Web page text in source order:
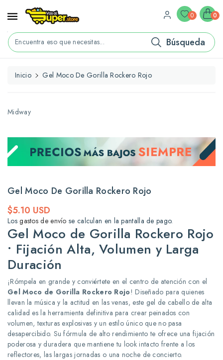
Encuentra eso que necesitas... Búsqueda
0 0
Inicio Gel Moco De Gorilla Rockero Rojo
Midway
Gel Moco De Gorilla Rockero Rojo
Precio
habitual
$5.10 USD
Losgastos de envío se calculan en la pantalla de pago.
Gel Moco de Gorilla Rockero Rojo
• Fijación Alta, Volumen y Larga
Duración
¡Rómpela en grande y conviértete en el centro de atención con el
Gel Moco de Gorilla Rockero Rojo! Diseñado para quienes
llevan la música y la actitud en las venas, este gel de cabello de alta
calidad es la herramienta definitiva para crear peinados con
volumen, texturas explosivas y un estilo único que no pasa
desapercibido. Su fórmula de alto rendimiento te ofrece una fijación
poderosa y duradera que mantiene tu look intacto frente a los
reflectores, las largas jornadas o una noche de concierto.